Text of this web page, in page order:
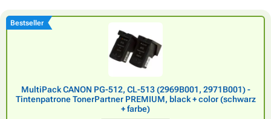
Bestseller
MultiPack CANON PG-512, CL-513 (2969B001, 2971B001) -
Tintenpatrone TonerPartner PREMIUM, black + color (schwarz
+ farbe)